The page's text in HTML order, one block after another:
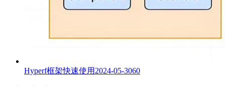
Hyperf框架快速使用 2024-05-3060